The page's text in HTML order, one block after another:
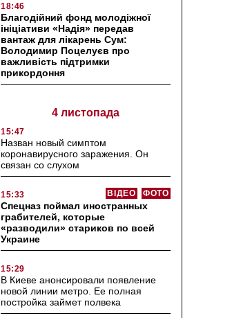
18:46
Благодійний фонд молодіжної
ініціативи «Надія» передав
вантаж для лікарень Сум:
Володимир Поцелуєв про
важливість підтримки
прикордоння
4 листопада
15:47
Назван новый симптом
коронавирусного заражения. Он
связан со слухом
15:33 ФОТО
ВІДЕО
Спецназ поймал иностранных
грабителей, которые
«разводили» стариков по всей
Украине
15:29
В Киеве анонсировали появление
новой линии метро. Ее полная
постройка займет полвека